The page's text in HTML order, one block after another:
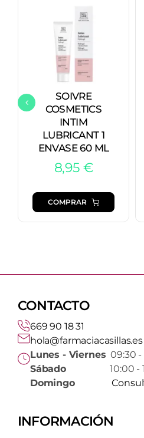
SOIVRE
COSMETICS
INTIM
LUBRICANT 1
ENVASE 60 ML
8,95 €
COMPRAR
CONTACTO
669 90 18 31
hola@farmaciacasillas.es
Lunes - Viernes 09:30 -
Sábado10:00 -
Domingo
INFORMACIÓN